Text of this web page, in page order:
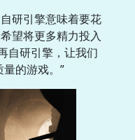
研引擎意味着要花
望将更多精力投入
自研引擎，让我们
的游戏。”